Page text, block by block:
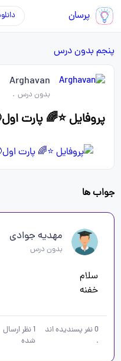
پرسان
پنجم بدون درس
Arghavan
بدون درس .
پروفایل ⭐🌈 پارت
جواب ها
مهدیه جوادی
بدون درس
خفنه
0نفر پسندیده اند
.
1نظر ارسال
شده